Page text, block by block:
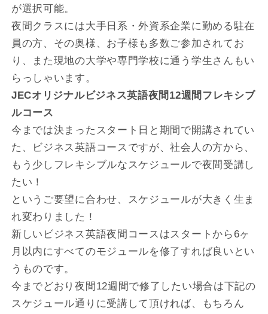
が選択可能。
夜間クラスには大手日系・外資系企業に勤める駐在
員の方、その奥様、お子様も多数ご参加されてお
り、また現地の大学や専門学校に通う学生さんもい
らっしゃいます。
JECオリジナルビジネス英語夜間12週間フレキシブ
ルコース
今までは決まったスタート日と期間で開講されてい
た、ビジネス英語コースですが、社会人の方から、
もう少しフレキシブルなスケジュールで夜間受講し
たい！
というご要望に合わせ、スケジュールが大きく生ま
れ変わりました！
新しいビジネス英語夜間コースはスタートから6ヶ
月以内にすべてのモジュールを修了すれば良いとい
うものです。
今までどおり夜間12週間で修了したい場合は下記の
スケジュール通りに受講して頂ければ、もちろん